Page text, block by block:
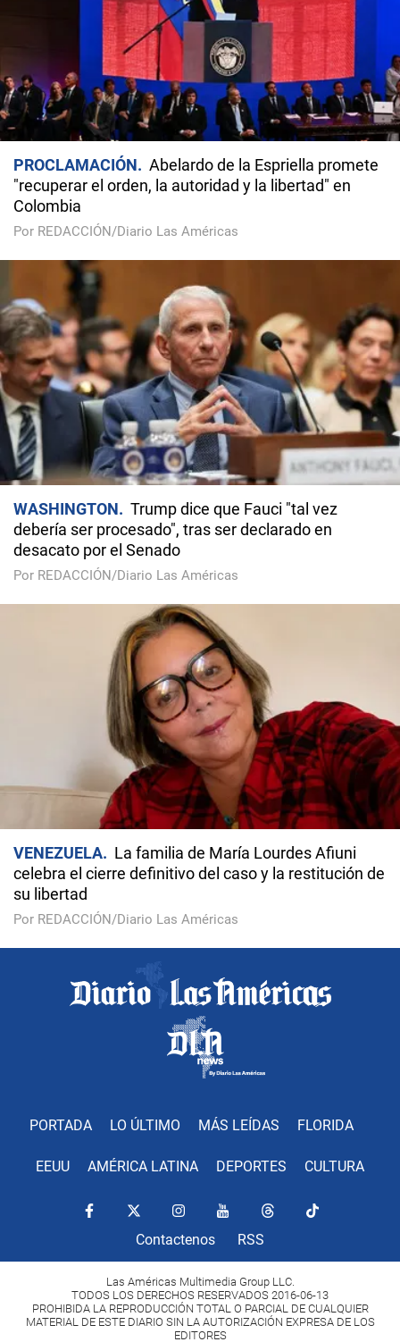
PROCLAMACIÓN
Abelardo de la Espriella promete
"recuperar el orden, la autoridad y la libertad" en
Colombia
Por REDACCIÓN/Diario Las Américas
WASHINGTON
Trump dice que Fauci "tal vez
debería ser procesado", tras ser declarado en
desacato por el Senado
Por REDACCIÓN/Diario Las Américas
VENEZUELA
La familia de María Lourdes Afiuni
celebra el cierre definitivo del caso y la restitución de
su libertad
Por REDACCIÓN/Diario Las Américas
PORTADA LO ÚLTIMO MÁS LEÍDAS FLORIDA
EEUU AMÉRICA LATINA DEPORTES CULTURA
Contactenos RSS
Las Américas Multimedia Group LLC.
TODOS LOS DERECHOS RESERVADOS 2016-06-13
PROHIBIDA LA REPRODUCCIÓN TOTAL O PARCIAL DE CUALQUIER
MATERIAL DE ESTE DIARIO SIN LA AUTORIZACIÓN EXPRESA DE LOS
EDITORES